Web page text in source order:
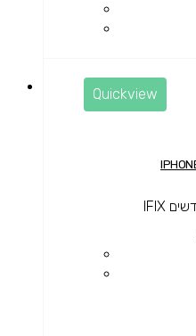
Quickview